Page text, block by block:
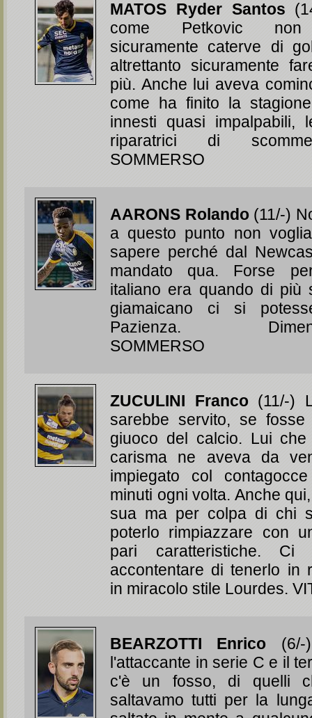
MATOS Ryder Santos
come Petkovic non
sicuramente caterve di
altrettanto sicuramente
più. Anche lui aveva
come ha finito la
innesti quasi impalpabili,
riparatrici di
SOMMERSO
AARONS Rolando(11/-)
a questo punto non
sapere perché dal
mandato qua. Forse
italiano era quando di più
giamaicano ci si
Pazienza.
SOMMERSO
ZUCULINI Franco(11/-)
sarebbe servito, se
giuoco del calcio. Lui
carisma ne aveva da
impiegato col
minuti ogni volta. Anche
sua ma per colpa di chi
poterlo rimpiazzare con
pari caratteristiche.
accontentare di tenerlo in
in miracolo stile Lourdes.
BEARZOTTI Enrico (6/-
l'attaccante in serie C e il
c'è un fosso, di quelli
saltavamo tutti per la